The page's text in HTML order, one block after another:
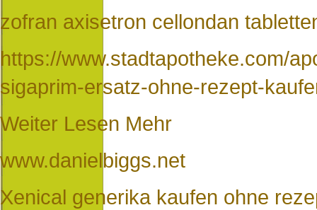
zofran axisetron cellondan
https://www.stadtapotheke.com/
sigaprim-ersatz-ohne-rezept-
Weiter Lesen Mehr
www.danielbiggs.net
Xenical generika kaufen ohne